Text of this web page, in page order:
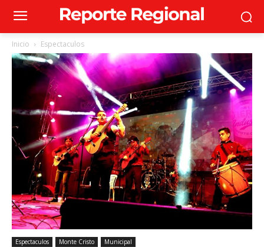
Inicio Espectaculos
Espectaculos Monte Cristo Municipal